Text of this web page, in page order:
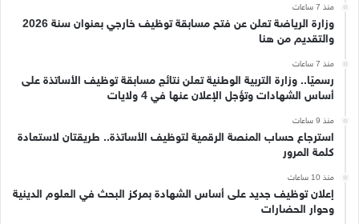
منذ 7 ساعات
وزارة الرياضة تعلن عن فتح مسابقة توظيف خارجي بعنوان سنة 2026
والتقديم من هنا
منذ 7 ساعات
رسميًا.. وزارة التربية الوطنية تعلن نتائج مسابقة توظيف الأساتذة على
أساس الشهادات وتؤجل الإعلان عنها في 4 ولايات
منذ 9 ساعات
استرجاع حساب المنصة الرقمية لتوظيف الأساتذة.. طريقتان لاستعادة
كلمة المرور
منذ 10 ساعات
إعلان توظيف جديد على أساس الشهادة بمركز البحث في العلوم الدينية
وحوار الحضارات